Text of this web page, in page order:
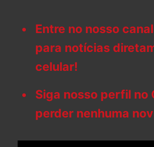
Entre no nosso
para notícias
celular!
Siga nosso perfil no
perder nenhuma